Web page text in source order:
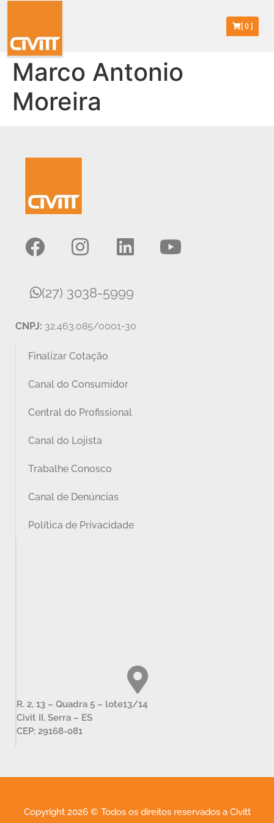
[0]
Marco Antonio
Moreira
(27) 3038-5999
CNPJ: 32.463.085/0001-30
Finalizar Cotação
Canal do Consumidor
Central do Profissional
Canal do Lojista
Trabalhe Conosco
Canal de Denúncias
Política de Privacidade
R. 2, 13 – Quadra 5 – lote13/14
Civit II, Serra – ES
CEP: 29168-081
Copyright 2026 © Todos os direitos reservados a Civitt